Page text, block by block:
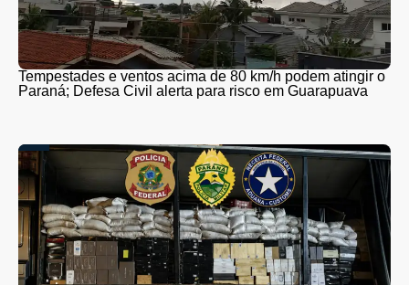
Tempestades e ventos acima de 80 km/h podem atingir o
Paraná; Defesa Civil alerta para risco em Guarapuava